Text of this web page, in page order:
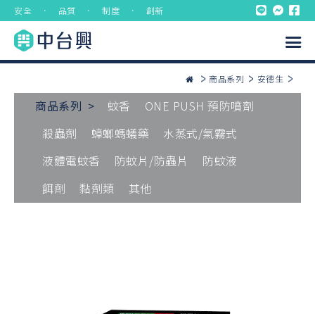
安全 ． 品質 ． 制度 ． 創新
商品系列 安德生
商品系列 > 蚊香
ONE PUSH 預防噴劑
殺蟲劑
蟑螂螞蟻藥
水蒸式/氣霧式
液體電蚊香
防蚊片/防蟲片
防蚊液
餌劑
黏劑類 其他